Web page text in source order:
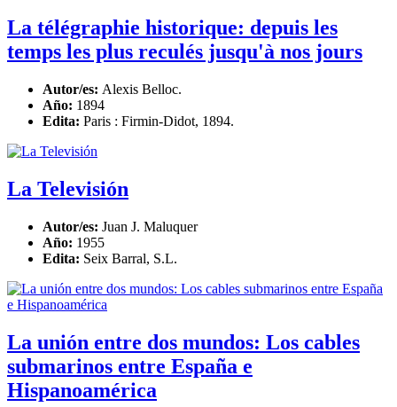
La télégraphie historique: depuis les
temps les plus reculés jusqu'à nos jours
Autor/es: Alexis Belloc.
Año: 1894
Edita: Paris : Firmin-Didot, 1894.
La Televisión
Autor/es: Juan J. Maluquer
Año: 1955
Edita: Seix Barral, S.L.
La unión entre dos mundos: Los cables
submarinos entre España e
Hispanoamérica